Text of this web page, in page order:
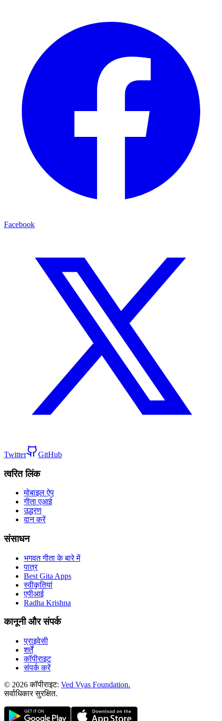
Facebook
Twitter GitHub
त्वरित लिंक
मोबाइल ऐप
गीता एआई
उद्धरण
दान करें
संसाधन
भगवत गीता के बारे में
पात्र
Best Gita Apps
स्वीकृतियां
एपीआई
Radha Krishna
कानूनी और संपर्क
प्राइवेसी
शर्तें
कॉपीराइट
संपर्क करें
© 2026 कॉपीराइट: Ved Vyas Foundation.
सर्वाधिकार सुरक्षित.